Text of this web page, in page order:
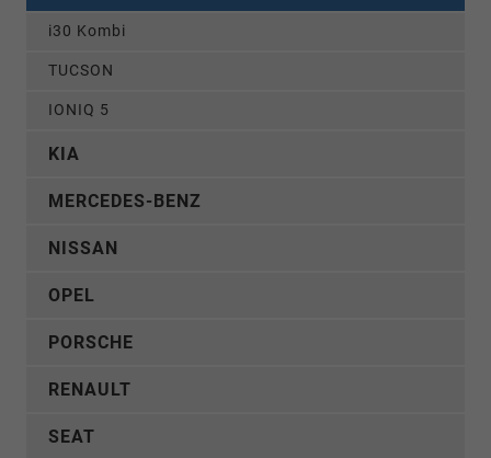
i30 Kombi
TUCSON
IONIQ 5
KIA
MERCEDES-BENZ
NISSAN
OPEL
PORSCHE
RENAULT
SEAT